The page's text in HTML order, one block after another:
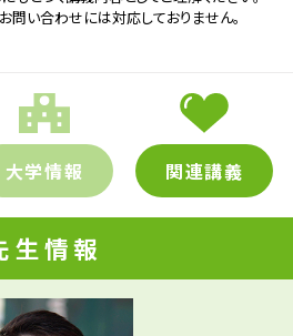
い合わせには対応しておりません。
大学情報 関連講義
生情報